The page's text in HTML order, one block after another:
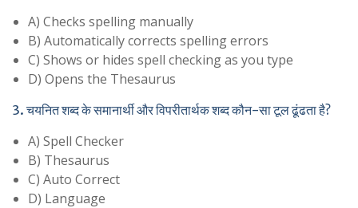
A) Checks spelling manually
B) Automatically corrects spelling errors
C) Shows or hides spell checking as you type
D) Opens the Thesaurus
3. चयनित शब्द के समानार्थी और विपरीतार्थक शब्द कौन-सा टूल ढूंढता है?
A) Spell Checker
B) Thesaurus
C) Auto Correct
D) Language